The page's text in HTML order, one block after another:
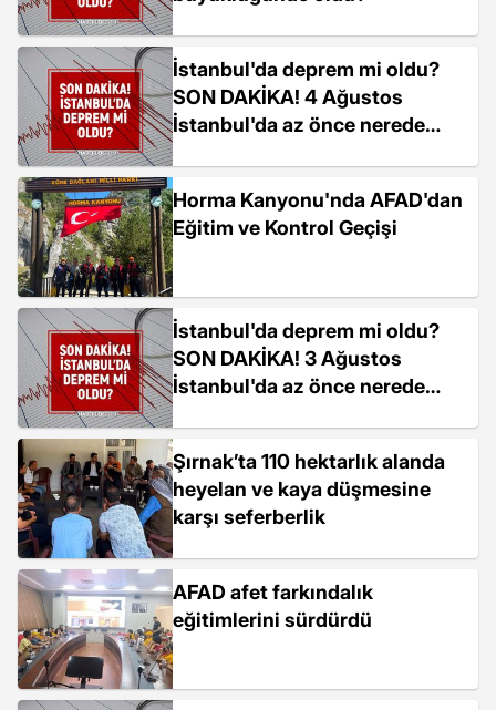
İstanbul'da deprem mi oldu?
SON DAKİKA! 4 Ağustos
İstanbul'da az önce nerede
Horma Kanyonu'nda AFAD'dan
Eğitim ve Kontrol Geçişi
İstanbul'da deprem mi oldu?
SON DAKİKA! 3 Ağustos
İstanbul'da az önce nerede
Şırnak’ta 110 hektarlık alanda
heyelan ve kaya düşmesine
karşı seferberlik
AFAD afet farkındalık
eğitimlerini sürdürdü